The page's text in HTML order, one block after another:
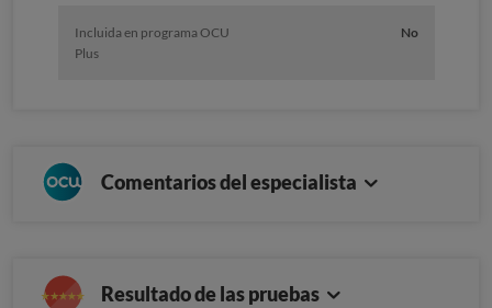
Incluida en programa OCU
Plus
No
Comentarios del especialista
Resultado de las pruebas